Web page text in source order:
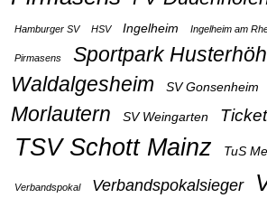
Hamburger SV HSV Ingelheim Ingelheim am
Pirmasens Sportpark
Waldalgesheim
SV Gonsenheim
Morlautern
SV Weingarten
TSV Schott Mainz TuS
Verbandspokal Verbandspokalsieger